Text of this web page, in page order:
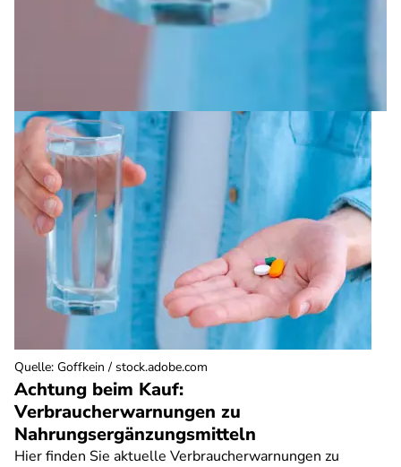
Achtung beim Kauf:
Verbraucherwarnungen zu
Nahrungsergänzungsmitteln
Hier finden Sie aktuelle Verbraucherwarnungen zu
Quelle: Goffkein / stock.adobe.com